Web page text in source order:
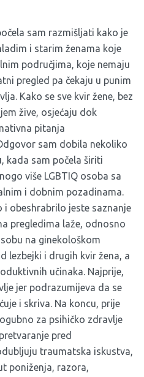
sam razmišljati kako je
i starim ženama koje
područjima, koje nemaju
pregled pa čekaju u punim
Kako se sve kvir žene, bez
žive, osjećaju dok
pitanja
sam dobila nekoliko
kada sam počela širiti
više LGBTIQ osoba sa
i dobnim pozadinama.
i obeshrabrilo jeste saznanje
pregledima laže, odnosno
na ginekološkom
lezbejki i drugih kvir žena, a
učinaka. Najprije,
jer podrazumijeva da se
i skriva. Na koncu, prije
za psihičko zdravlje
pred
traumatska iskustva,
poniženja, razora,